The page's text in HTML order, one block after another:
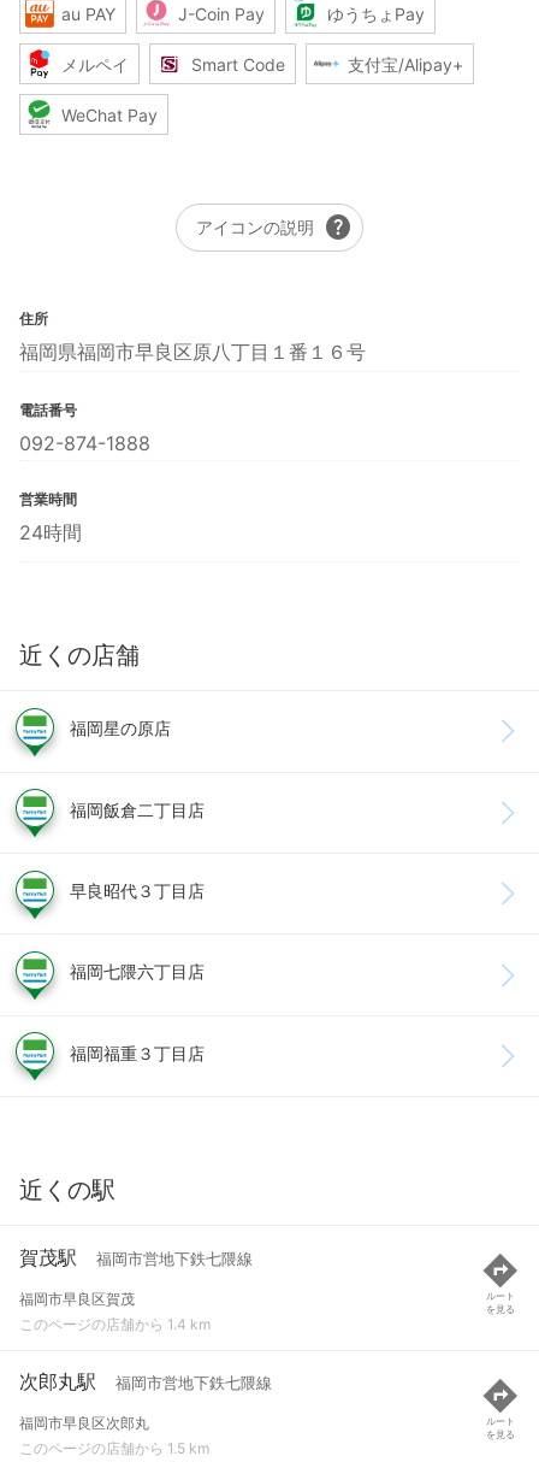
au PAY J-Coin Pay ゆうちょPay
メルペイ Smart Code 支付宝/Alipay+
WeChat Pay
アイコンの説明 help
住所
福岡県福岡市早良区原八丁目１番１６号
電話番号
092-874-1888
営業時間
24時間
近くの店舗
福岡星の原店
福岡飯倉二丁目店
早良昭代３丁目店
福岡七隈六丁目店
福岡福重３丁目店
近くの駅
賀茂駅 福岡市営地下鉄七隈線
福岡市早良区賀茂
このページの店舗から 1.4 km
ルート
を見る
次郎丸駅 福岡市営地下鉄七隈線
福岡市早良区次郎丸
このページの店舗から 1.5 km
ルート
を見る